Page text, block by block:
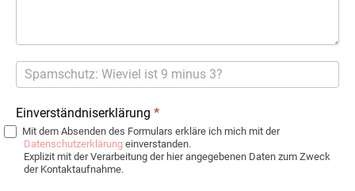
Einverständniserklärung *
Mit dem Absenden des Formulars erkläre ich mich mit der
Datenschutzerklärung einverstanden.
Explizit mit der Verarbeitung der hier angegebenen Daten zum Zweck
der Kontaktaufnahme.